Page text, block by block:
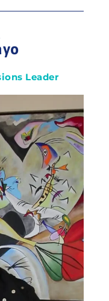
Leader